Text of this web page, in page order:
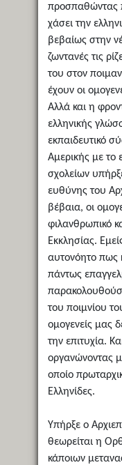
προσπαθώντας
χάσει την
βεβαίως στην
ζωντανές τις
του στον
έχουν οι
Αλλά και η
ελληνικής
εκπαιδευτικό
Αμερικής με το
σχολείων
ευθύνης του
βέβαια, οι
φιλανθρωπικό
Εκκλησίας.
αυτονόητο πως
πάντως
του ποιμνίου
ομογενείς μας
την επιτυχία.
οργανώνοντας
οποίο
Ελληνίδες.
Υπήρξε ο
θεωρείται η
κάποιων